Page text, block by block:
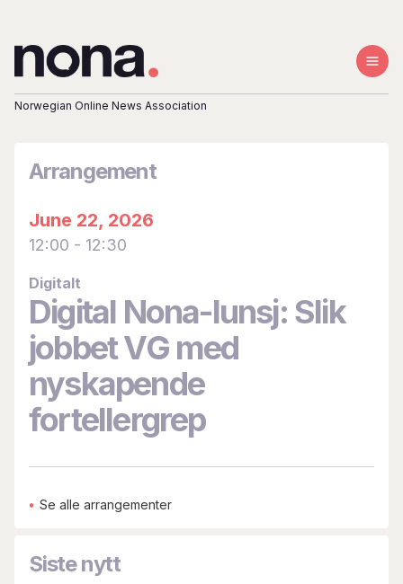
Om Nona
Medlemsbedrifter
Vedtekter
Bli medlem
Norwegian Online News Association
Arrangement
June 22, 2026
12:00 - 12:30
Digitalt
Digital Nona-lunsj: Slik
jobbet VG med
nyskapende
fortellergrep
• Se alle arrangementer
Siste nytt